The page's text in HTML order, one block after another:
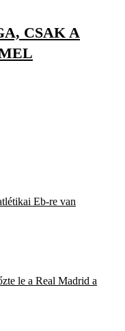
CSAK A
Eb-re van
le a Real Madrid a